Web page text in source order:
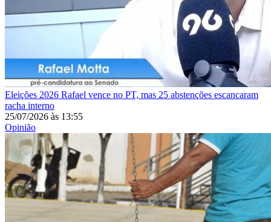
Eleições 2026 Rafael vence no PT, mas 25 abstenções escancaram
racha interno
25/07/2026 às 13:55
Opinião